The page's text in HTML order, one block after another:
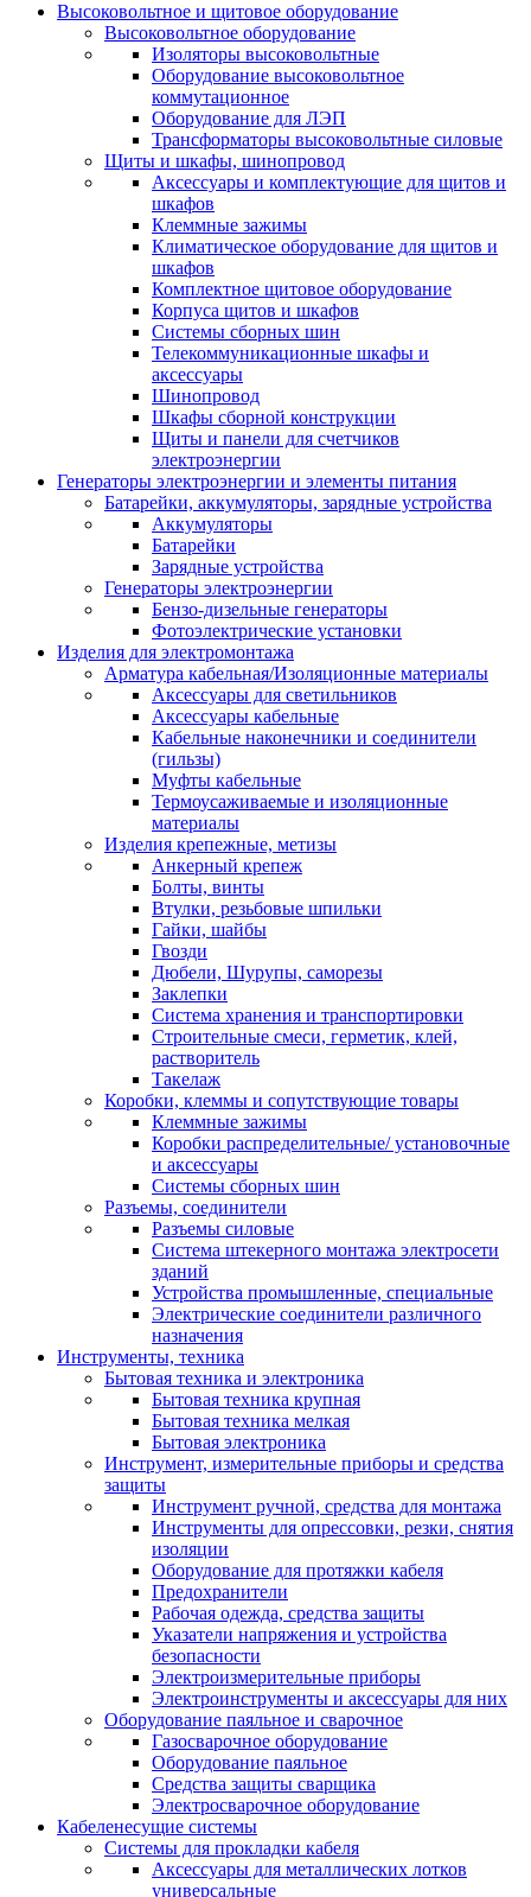
Высоковольтное и щитовое оборудование
Высоковольтное оборудование
Изоляторы высоковольтные
Оборудование высоковольтное
коммутационное
Оборудование для ЛЭП
Трансформаторы высоковольтные силовые
Щиты и шкафы, шинопровод
Аксессуары и комплектующие для щитов и
шкафов
Клеммные зажимы
Климатическое оборудование для щитов и
шкафов
Комплектное щитовое оборудование
Корпуса щитов и шкафов
Системы сборных шин
Телекоммуникационные шкафы и
аксессуары
Шинопровод
Шкафы сборной конструкции
Щиты и панели для счетчиков
электроэнергии
Генераторы электроэнергии и элементы питания
Батарейки, аккумуляторы, зарядные устройства
Аккумуляторы
Батарейки
Зарядные устройства
Генераторы электроэнергии
Бензо-дизельные генераторы
Фотоэлектрические установки
Изделия для электромонтажа
Арматура кабельная/Изоляционные материалы
Аксессуары для светильников
Аксессуары кабельные
Кабельные наконечники и соединители
(гильзы)
Муфты кабельные
Термоусаживаемые и изоляционные
материалы
Изделия крепежные, метизы
Анкерный крепеж
Болты, винты
Втулки, резьбовые шпильки
Гайки, шайбы
Гвозди
Дюбели, Шурупы, саморезы
Заклепки
Система хранения и транспортировки
Строительные смеси, герметик, клей,
растворитель
Такелаж
Коробки, клеммы и сопутствующие товары
Клеммные зажимы
Коробки распределительные/ установочные
и аксессуары
Системы сборных шин
Разъемы, соединители
Разъемы силовые
Система штекерного монтажа электросети
зданий
Устройства промышленные, специальные
Электрические соединители различного
назначения
Инструменты, техника
Бытовая техника и электроника
Бытовая техника крупная
Бытовая техника мелкая
Бытовая электроника
Инструмент, измерительные приборы и средства
защиты
Инструмент ручной, средства для монтажа
Инструменты для опрессовки, резки, снятия
изоляции
Оборудование для протяжки кабеля
Предохранители
Рабочая одежда, средства защиты
Указатели напряжения и устройства
безопасности
Электроизмерительные приборы
Электроинструменты и аксессуары для них
Оборудование паяльное и сварочное
Газосварочное оборудование
Оборудование паяльное
Средства защиты сварщика
Электросварочное оборудование
Кабеленесущие системы
Системы для прокладки кабеля
Аксессуары для металлических лотков
универсальные